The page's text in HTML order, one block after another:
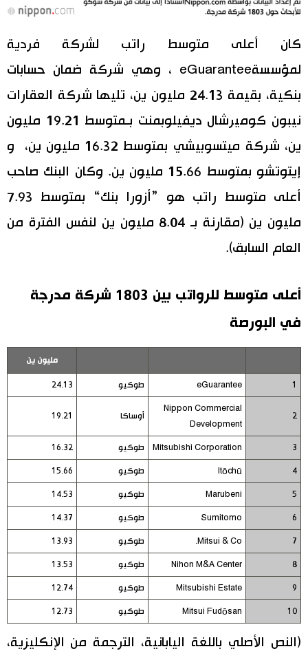
كان أعلى متوسط راتب لشركة فردية
لمؤسسةeGuarantee ، وهي شركة ضمان حسابات
بنكية، بقيمة 24.13 مليون ين، تليها شركة العقارات
نيبون كوميرشال ديفيلوبمنت بـمتوسط 19.21 مليون
ين، شركة ميتسوبيشي بمتوسط 16.32 مليون ين، و
إيتوتشو بمتوسط 15.66 مليون ين. وكان البنك صاحب
أعلى متوسط راتب هو ”أزورا بنك“ بمتوسط 7.93
مليون ين (مقارنة بـ 8.04 مليون ين لنفس الفترة من
العام السابق).
أعلى متوسط للرواتب بين 1803 شركة مدرجة
في البورصة
مليون ين
1
eGuarantee طوكيو 24.13
2
Nippon Commercial
Development
أوساكا 19.21
3
Mitsubishi Corporation طوكيو 16.32
4
Itōchū طوكيو 15.66
5
Marubeni طوكيو 14.53
6
Sumitomo طوكيو 14.37
7
Mitsui & Co. طوكيو 13.93
8
Nihon M&A Center طوكيو 13.53
9
Mitsubishi Estate طوكيو 12.74
10
Mitsui Fudōsan طوكيو 12.73
(النص الأصلي باللغة اليابانية، الترجمة من الإنكليزية،